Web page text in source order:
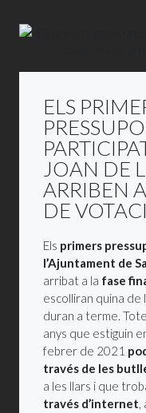
ELS
JOAN DE
ARRIBEN
DE
Els primers
l’Ajuntament de
arribat a la fase
escolliran quina de
duran a terme.
anys que estiguin
febrer de 2021
través de les
a les llars i que
través d’internet,